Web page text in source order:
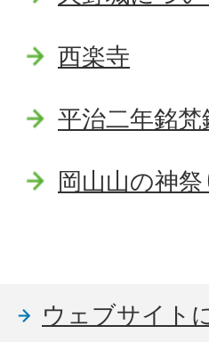
西楽寺
平治二年銘梵
岡山山の神祭
ウェブサイト